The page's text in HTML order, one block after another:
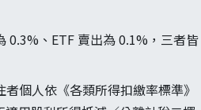
0.3%、ETF 賣出為 0.1%，三者皆
個人依《各類所得扣繳率標準》